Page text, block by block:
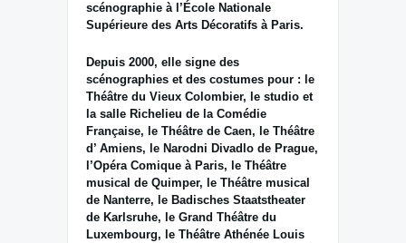
scénographie à l’École Nationale
Supérieure des Arts Décoratifs à Paris.
Depuis 2000, elle signe des
scénographies et des costumes pour : le
Théâtre du Vieux Colombier, le studio et
la salle Richelieu de la Comédie
Française, le Théâtre de Caen, le Théâtre
d’ Amiens, le Narodni Divadlo de Prague,
l’Opéra Comique à Paris, le Théâtre
musical de Quimper, le Théâtre musical
de Nanterre, le Badisches Staatstheater
de Karlsruhe, le Grand Théâtre du
Luxembourg, le Théâtre Athénée Louis